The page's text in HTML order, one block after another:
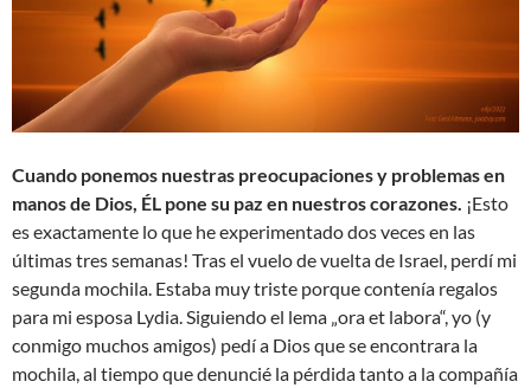
Cuando ponemos nuestras preocupaciones y problemas en
manos de Dios, ÉL pone su paz en nuestros corazones. ¡Esto
es exactamente lo que he experimentado dos veces en las
últimas tres semanas! Tras el vuelo de vuelta de Israel, perdí mi
segunda mochila. Estaba muy triste porque contenía regalos
para mi esposa Lydia. Siguiendo el lema „ora et labora“, yo (y
conmigo muchos amigos) pedí a Dios que se encontrara la
mochila, al tiempo que denuncié la pérdida tanto a la compañía